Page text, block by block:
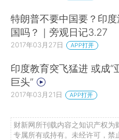
特朗普不要中国要？印
国吗？｜旁观日记3.27
2017年03月27日 APP打开
印度教育突飞猛进 或成“
巨头”
2017年03月21日 APP打开
财新网所刊载内容之知识产权为
专属所有或持有。未经许可，禁